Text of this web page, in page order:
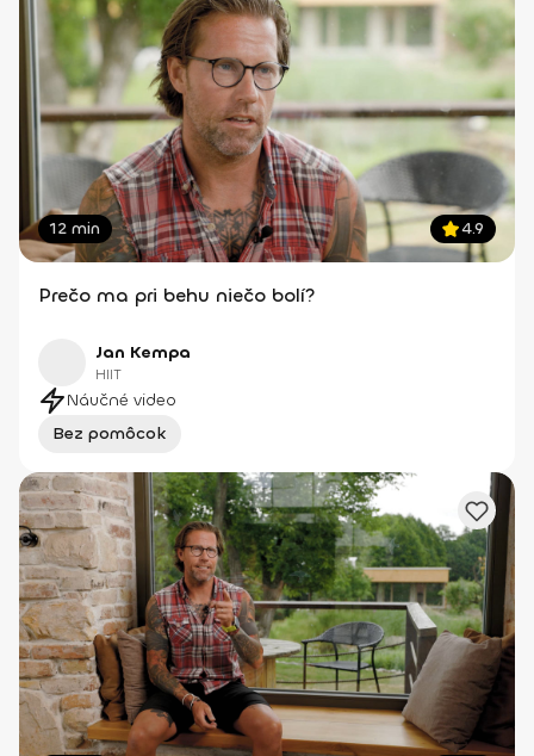
12 min 4.9
Prečo ma pri behu niečo bolí?
Jan Kempa
HIIT
Náučné video
Bez pomôcok